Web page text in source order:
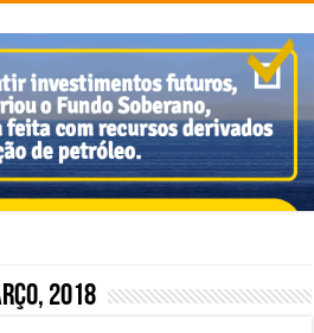
2018